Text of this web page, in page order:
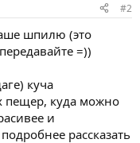
#2
шпилю (это
=))
куча
пещер, куда можно
и
рассказать